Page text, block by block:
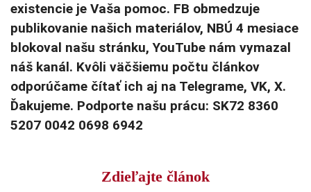
existencie je Vaša pomoc. FB obmedzuje
publikovanie našich materiálov, NBÚ 4 mesiace
blokoval našu stránku, YouTube nám vymazal
náš kanál. Kvôli väčšiemu počtu článkov
odporúčame čítať ich aj na Telegrame, VK, X.
Ďakujeme. Podporte našu prácu: SK72 8360
5207 0042 0698 6942
Zdieľajte článok